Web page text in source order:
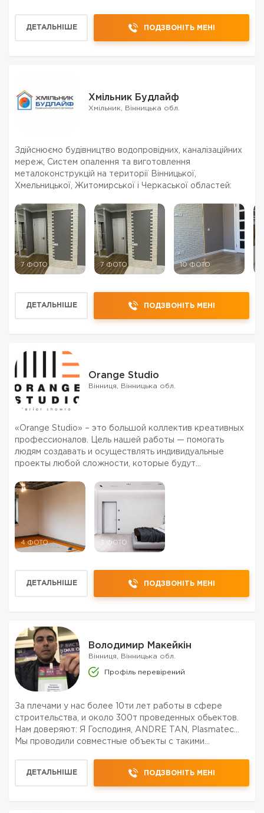
ДЕТАЛЬНІШЕ ПОДЗВОНІТЬ МЕНІ
Хмільник Будлайф
Хмільник, Вінницька обл.
Здійснюємо будівництво водопровідних, каналізаційних
мереж, Систем опалення та виготовлення
металоконструкцій на території Вінницької,
Хмельницької, Житомирської і Черкаської областей:
7 ФОТО 7 ФОТО 10 ФОТО
ДЕТАЛЬНІШЕ ПОДЗВОНІТЬ МЕНІ
Orange Studio
Вінниця, Вінницька обл.
«Orange Studio» – это большой коллектив креативных
профессионалов. Цель нашей работы — помогать
людям создавать и осуществлять индивидуальные
проекты любой сложности, которые будут
полностью соответствовать требованием заказчика.
4 ФОТО 3 ФОТО
ДЕТАЛЬНІШЕ ПОДЗВОНІТЬ МЕНІ
Володимир Макейкін
Вінниця, Вінницька обл.
Профіль перевірений
За плечами у нас более 10ти лет работы в сфере
строительства, и около 300т проведенных обьектов.
Нам доверяют: Я Господиня, ANDRE TAN, Plasmatec...
Мы проводили совместные объекты с такими
територія клуб д...
ДЕТАЛЬНІШЕ ПОДЗВОНІТЬ МЕНІ